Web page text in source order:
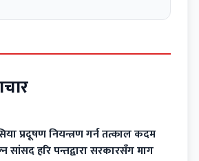
प्रदूषण नियन्त्रण गर्न तत्काल कदम
सांसद हरि पन्तद्वारा सरकारसँग माग